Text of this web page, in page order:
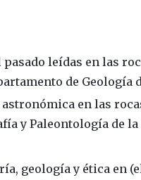
pasado leídas en las
de Geología
astronómica en las
y Paleontología de
geología y ética en